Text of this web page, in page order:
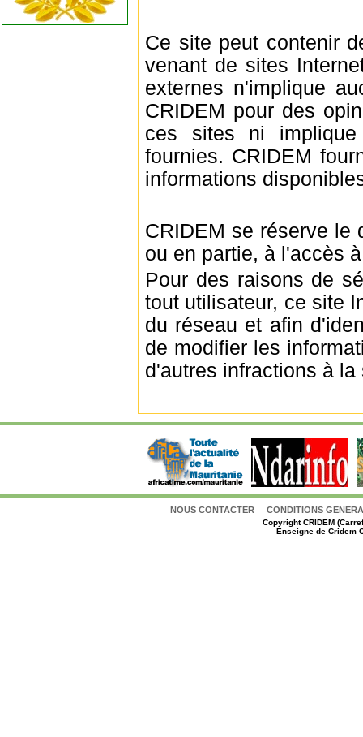
Ce site peut contenir
venant de sites
externes n'implique
CRIDEM pour des
ces sites ni
fournies. CRIDEM
informations
CRIDEM se réserve le
ou en partie, à l'accès
Pour des raisons de
tout utilisateur, ce site
du réseau et afin
de modifier les
d'autres infractions à la
NOUS CONTACTER CONDITIONS
CopyrightCRIDEM
Enseigne de Cridem